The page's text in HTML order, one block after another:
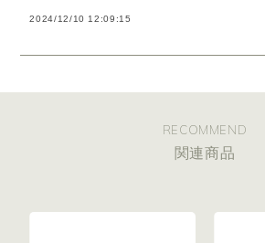
こんなシーンにおすすめ
・頑張っている大切な方への贈り物に
2024/12/10 12:09:15
RECOMMEND
関連商品